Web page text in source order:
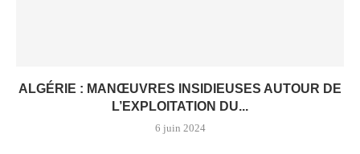
ALGÉRIE : MANŒUVRES INSIDIEUSES AUTOUR DE
L’EXPLOITATION DU...
6 juin 2024